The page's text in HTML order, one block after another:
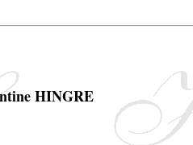
HINGRE